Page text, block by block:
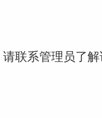
联系管理员了